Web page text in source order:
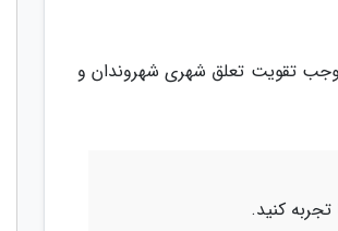
تقویت تعلق شهری شهروندان و
تجربه کنید.